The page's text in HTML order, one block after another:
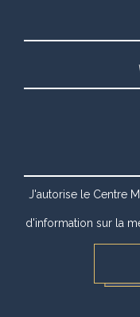
J'autorise le Centre
d'information sur la